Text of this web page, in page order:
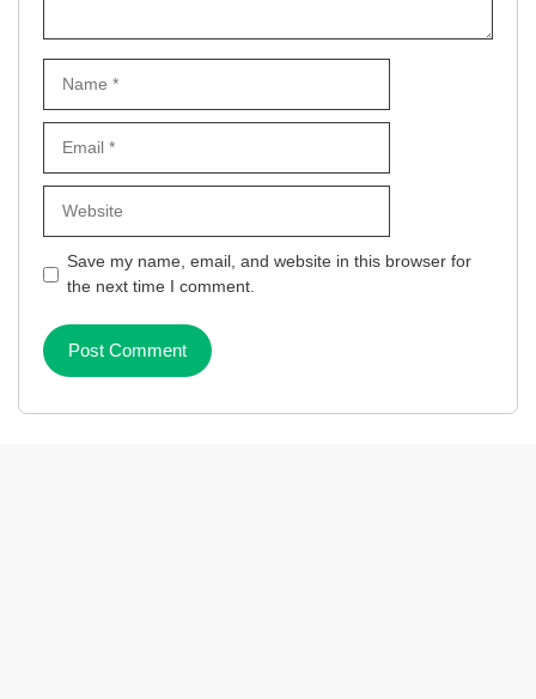
Save my name, email, and website in this browser for
the next time I comment.